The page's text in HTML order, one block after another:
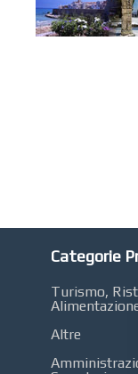
Categorie
Turismo,
Altre